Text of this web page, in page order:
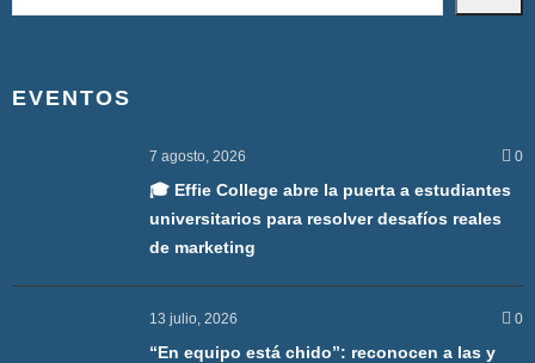
EVENTOS
7 agosto, 2026 0
🎓 Effie College abre la puerta a estudiantes
universitarios para resolver desafíos reales
de marketing
13 julio, 2026 0
“En equipo está chido”: reconocen a las y